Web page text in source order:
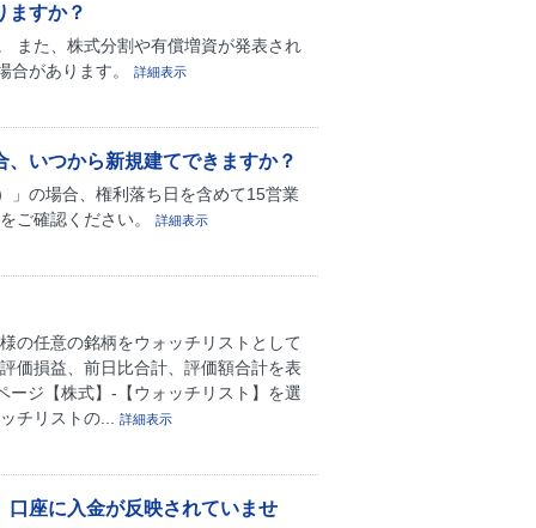
ますか？
また、株式分割や有償増資が発表され
合があります。
詳細表示
いつから新規建てできますか？
」の場合、権利落ち日を含めて15営業
ご確認ください。
詳細表示
の任意の銘柄をウォッチリストとして
価損益、前日比合計、評価額合計を表
ジ【株式】-【ウォッチリスト】を選
チリストの...
詳細表示
座に入金が反映されていませ